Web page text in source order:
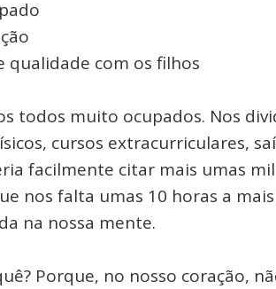
qualidade com os filhos
todos muito ocupados. Nos
cursos extracurriculares,
facilmente citar mais umas
nos falta umas 10 horas a
na nossa mente.
Porque, no nosso coração,